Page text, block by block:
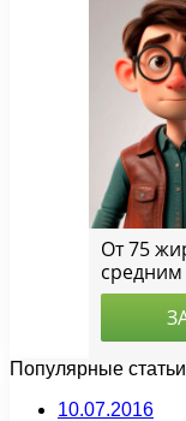
Популярные статьи
10.07.2016